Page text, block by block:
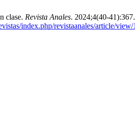
clase. Revista Anales. 2024;4(40-
index.php/revistaanales/article/view/